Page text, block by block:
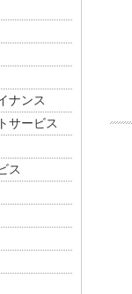
ナンス
サービス
ス